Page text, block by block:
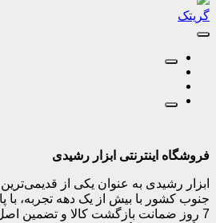
گریتک
فروشگاه اینترنتی ابزار رشیدی
ابزار رشیدی به عنوان یکی از
جنوب کشور با بیش از یک دهه تجربه، با
7 روز ضمانت بازگشت کالا و تضمین